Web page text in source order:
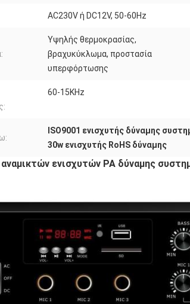
AC230V ή DC12V, 50-60Hz
Υψηλής θερμοκρασίας,
βραχυκύκλωμα, προστασία
υπερφόρτωσης
60-15KHz
ISO9001 ενισχυτής δύναμης
30w ενισχυτής RoHS δύναμης
αναμικτών ενισχυτών PA δύναμης